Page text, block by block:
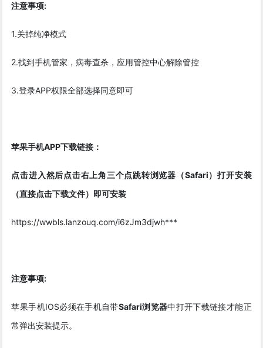
注意事项:
1.关掉纯净模式
2.找到手机管家，病毒查杀，应用管控中心解除管控
3.登录APP权限全部选择同意即可
苹果手机APP下载链接：
点击进入然后点击右上角三个点跳转浏览器（Safari）打开安装
（直接点击下载文件）即可安装
https://wwbls.lanzouq.com/i6zJm3djwh***
注意事项:
苹果手机IOS必须在手机自带Safari浏览器中打开下载链接才能正
常弹出安装提示。